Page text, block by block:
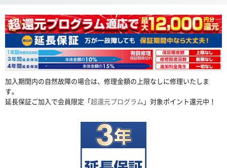
加入期間内の自然故障の場合は、修理金額の上限なしに修理いたしま
す。
延長保証ご加入で会員限定「超還元プログラム 」対象ポイント還元中！